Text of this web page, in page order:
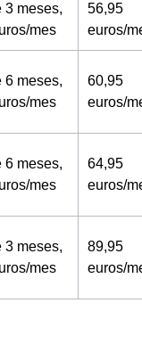
3 meses,
mes
56,95
euros/
6 meses,
mes
60,95
euros/
6 meses,
mes
64,95
euros/
3 meses,
mes
89,95
euros/